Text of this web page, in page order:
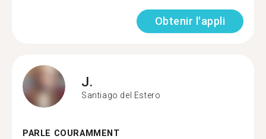
Obtenir l'appli
J.
Santiago del Estero
PARLE COURAMMENT